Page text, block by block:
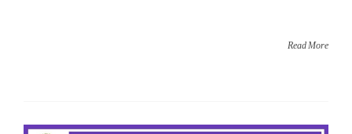
Read More